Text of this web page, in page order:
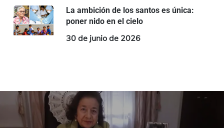
La ambición de los santos es única:
poner nido en el cielo
30 de junio de 2026